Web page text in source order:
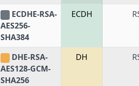
ECDHE-RSA-
AES256-
SHA384
ECDH
DHE-RSA-
AES128-GCM-
SHA256
DH